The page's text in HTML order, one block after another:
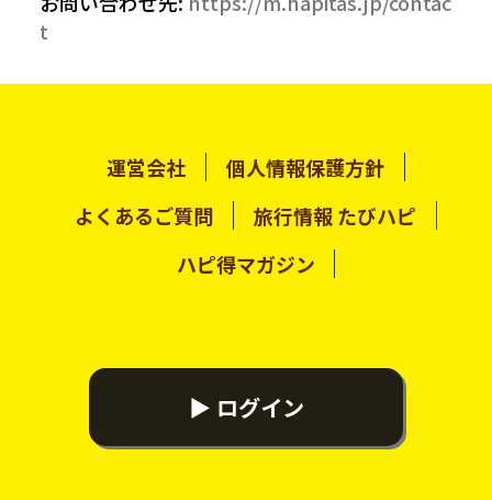
t
運営会社
個人情報保護方針
よくあるご質問
旅行情報 たびハピ
ハピ得マガジン
▶ ログイン